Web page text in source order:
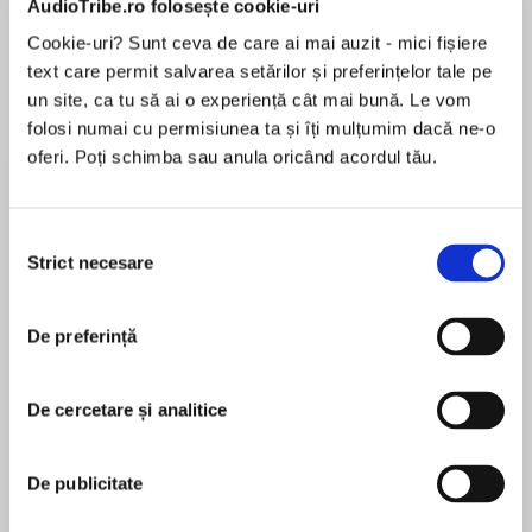
AudioTribe.ro folosește cookie-uri
Cookie-uri? Sunt ceva de care ai mai auzit - mici fișiere
text care permit salvarea setărilor și preferințelor tale pe
un site, ca tu să ai o experiență cât mai bună. Le vom
folosi numai cu permisiunea ta și îți mulțumim dacă ne-o
oferi. Poți schimba sau anula oricând acordul tău.
consimțământului
Strict necesare
De preferință
De cercetare și analitice
De publicitate
Desprecarte
The forgotten story of Cecily Neville, Duchess of
York. A strong woman who claimed the throne
‘A compelling story of divided loyalties and
family betrayals. Dramatic and highly evocative’
apart by war…
country, and Cecily Neville, Duchess of York,
pentru această carte
Anne O’Brien was born in the West Riding of